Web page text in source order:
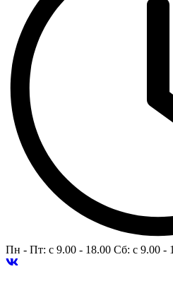
Пн - Пт: c 9.00 - 18.00 Сб: c 9.00 -